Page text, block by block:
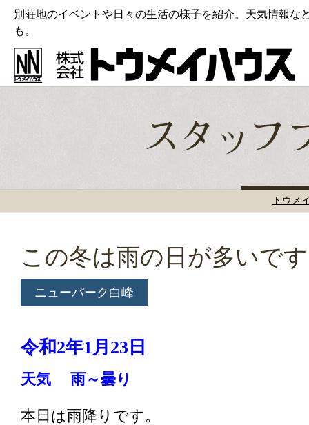
別荘地のイベントや日々の生活の様子を紹介。天気情報な
も。
トウメ
この冬は雨の日が多いです
ニューパーク白峰
令和2年1月23 日
天気 雨～曇り
本日は雨降りです。